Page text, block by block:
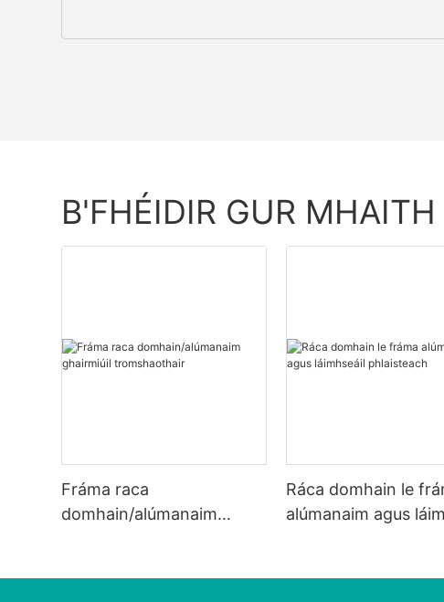
B'FHÉIDIR GUR MHAITH
Fráma raca
domhain/alúmanaim
Ráca domhain le
alúmanaim agus